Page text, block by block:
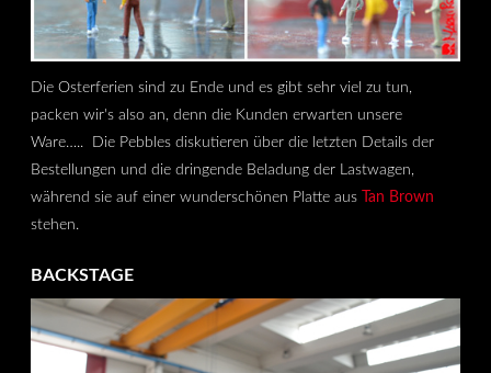
Die Osterferien sind zu Ende und es gibt sehr viel zu tun,
packen wir's also an, denn die Kunden erwarten unsere
Ware….. Die Pebbles diskutieren über die letzten Details der
Bestellungen und die dringende Beladung der Lastwagen,
während sie auf einer wunderschönen Platte aus
Tan Brown
stehen.
BACKSTAGE